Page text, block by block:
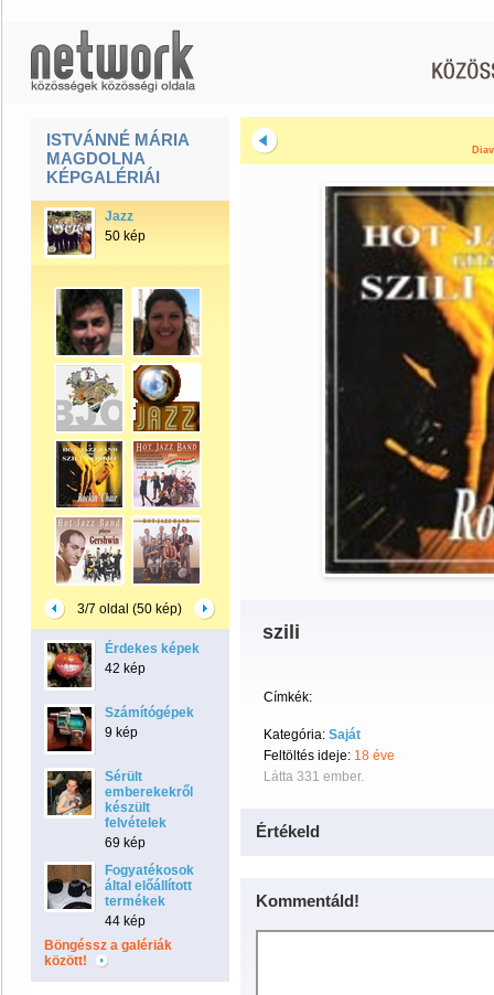
ISTVÁNNÉ MÁRIA
MAGDOLNA
KÉPGALÉRIÁI
Jazz
50 kép
3/7 oldal (50 kép)
Érdekes képek
42 kép
Számítógépek
9 kép
Sérült
emberekekről
készült
felvételek
69 kép
Fogyatékosok
által előállított
termékek
44 kép
Böngéssz a galériák
között!
szili
Címkék:
Kategória: Saját
Feltöltés ideje: 18 éve
Látta 331 ember.
Értékeld
Kommentáld!